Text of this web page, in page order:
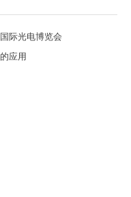
际光电博览会
应用